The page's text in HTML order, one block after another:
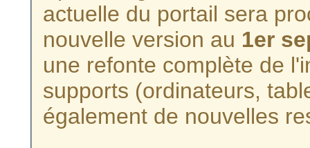
actuelle du portail sera
nouvelle version au 1er
une refonte complète de
supports (ordinateurs,
également de nouvelles